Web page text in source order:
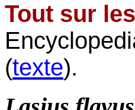
Tout sur
(texte).